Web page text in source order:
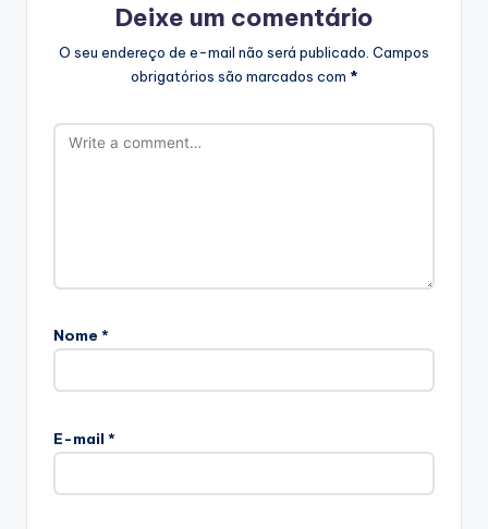
Deixe um comentário
O seu endereço de e-mail não será publicado. Campos
obrigatórios são marcados com *
Nome *
E-mail *